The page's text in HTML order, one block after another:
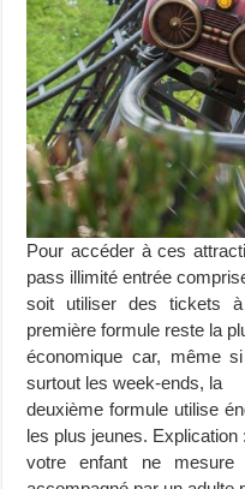
Pour accéder à ces
pass illimité entrée
soit utiliser des tickets
première formule reste la
économique car, même
surtout les week-ends, la
deuxième formule utilise
les plus jeunes. Explication
votre enfant ne